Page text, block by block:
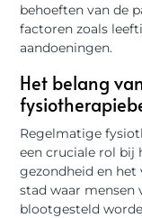
behoeften van de
factoren zoals
aandoeningen.
Het belang
Regelmatige
een cruciale rol bij
gezondheid en het
stad waar mensen
blootgesteld